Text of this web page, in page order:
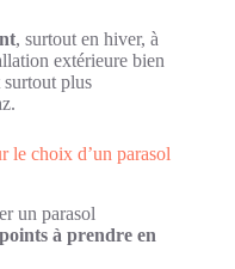
, surtout en hiver, à
extérieure bien
plus
le choix d’un parasol
un parasol
à prendre en